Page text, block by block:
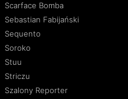
Scarface Bomba
Sebastian Fabijański
Sequento
Soroko
Stuu
Striczu
Szalony Reporter